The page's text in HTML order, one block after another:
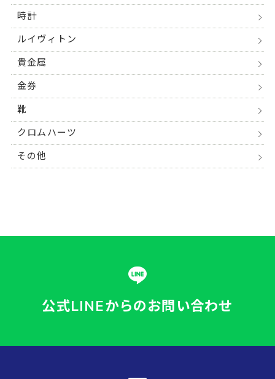
時計
ルイヴィトン
貴金属
金券
靴
クロムハーツ
その他
公式LINEからのお問い合わせ